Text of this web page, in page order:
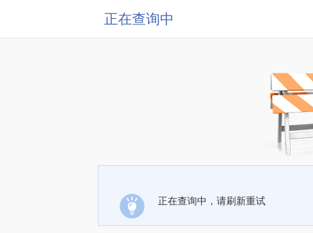
正在查询中
正在查询中，请刷新重试